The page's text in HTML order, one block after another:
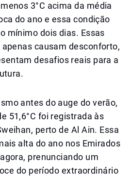
3°C acima da média
do ano e essa condição
mínimo dois dias. Essas
causam desconforto,
desafios reais para a
antes do auge do verão,
51,6°C foi registrada às
perto de Al Ain. Essa
alta do ano nos Emirados
prenunciando um
do período extraordinário